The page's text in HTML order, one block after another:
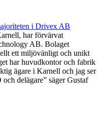
i Drivex AB
har förvärvat
AB. Bolaget
ett miljövänligt och unikt
har huvudkontor och fabrik
ägare i Karnell och jag ser
delägare” säger Gustaf